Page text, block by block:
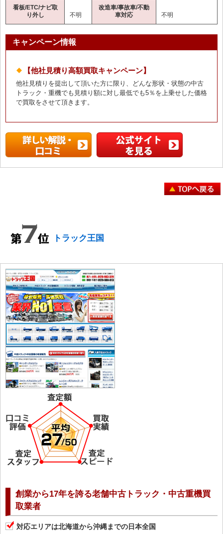
看板/ETC/ナビ取
り外し
不明
改造車/事故車/不動
車対応
不明
キャンペーン情報
【他社見積り高額買取キャンペーン】
他社見積りを提出して頂いた方に限り、どんな形状・状態の中古
トラック・重機でも見積り額に対し最低でも5％を上乗せした価格
で買取をさせて頂きます。
トラック王国
創業から17年を誇る老舗中古トラック・中古重機買
取業者
対応エリアは北海道から沖縄までの日本全国